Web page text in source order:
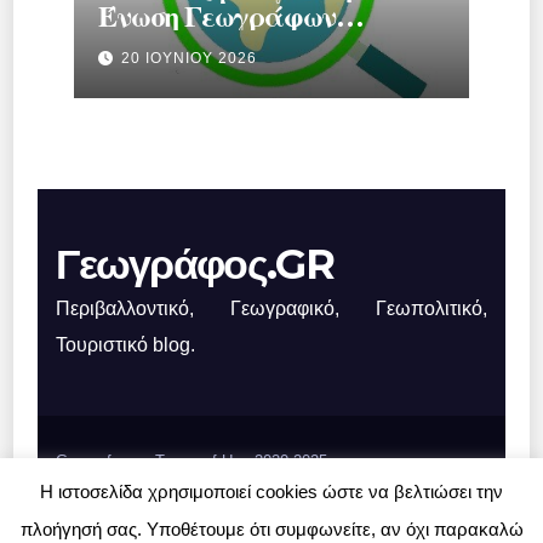
Ένωση Γεωγράφων
Ελλάδας.
20 ΙΟΥΝΊΟΥ 2026
Γεωγράφος.GR
Περιβαλλοντικό, Γεωγραφικό, Γεωπολιτικό,
Τουριστικό blog.
Geografos.gr, Terms of Use 2020-2025
Σχετικά με το Γεωγράφος.GR Επικοινωνία
Η ιστοσελίδα χρησιμοποιεί cookies ώστε να βελτιώσει την
πλοήγησή σας. Υποθέτουμε ότι συμφωνείτε, αν όχι παρακαλώ